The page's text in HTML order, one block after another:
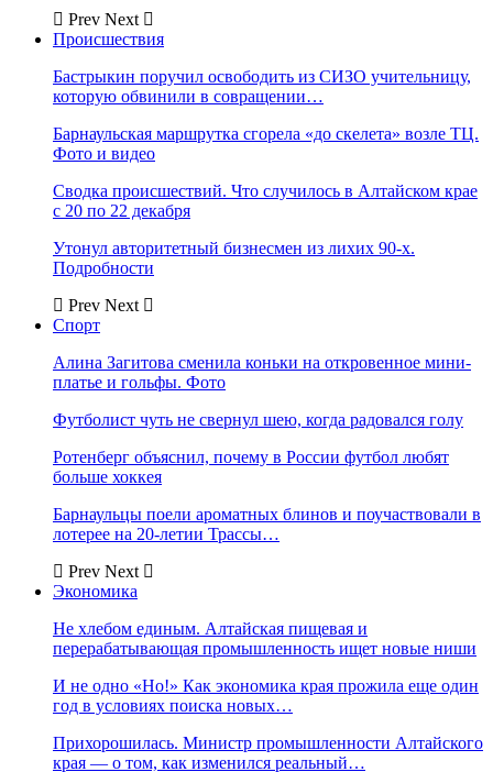
Prev Next
Происшествия
Бастрыкин поручил освободить из СИЗО учительницу,
которую обвинили в совращении…
Барнаульская маршрутка сгорела «до скелета» возле ТЦ.
Фото и видео
Сводка происшествий. Что случилось в Алтайском крае
с 20 по 22 декабря
Утонул авторитетный бизнесмен из лихих 90-х.
Подробности
Prev Next
Спорт
Алина Загитова сменила коньки на откровенное мини-
платье и гольфы. Фото
Футболист чуть не свернул шею, когда радовался голу
Ротенберг объяснил, почему в России футбол любят
больше хоккея
Барнаульцы поели ароматных блинов и поучаствовали в
лотерее на 20-летии Трассы…
Prev Next
Экономика
Не хлебом единым. Алтайская пищевая и
перерабатывающая промышленность ищет новые ниши
И не одно «Но!» Как экономика края прожила еще один
год в условиях поиска новых…
Прихорошилась. Министр промышленности Алтайского
края — о том, как изменился реальный…